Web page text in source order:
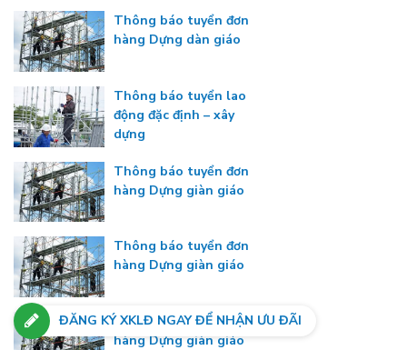
Thông báo tuyển đơn
hàng Dựng dàn giáo
Thông báo tuyển lao
động đặc định – xây
dựng
Thông báo tuyển đơn
hàng Dựng giàn giáo
Thông báo tuyển đơn
hàng Dựng giàn giáo
Thông báo tuyển đơn
hàng Dựng giàn giáo
ĐĂNG KÝ XKLĐ NGAY ĐỂ NHẬN ƯU ĐÃI